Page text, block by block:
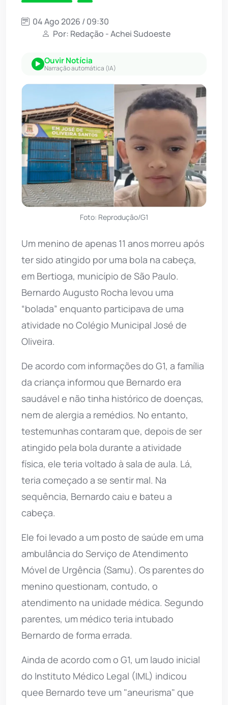
04 Ago 2026 / 09:30
Por: Redação - Achei Sudoeste
Ouvir Notícia
Narração automática (IA)
Foto: Reprodução/G1
Um menino de apenas 11 anos morreu após
ter sido atingido por uma bola na cabeça,
em Bertioga, município de São Paulo.
Bernardo Augusto Rocha levou uma
“bolada” enquanto participava de uma
atividade no Colégio Municipal José de
Oliveira.
De acordo com informações do G1, a família
da criança informou que Bernardo era
saudável e não tinha histórico de doenças,
nem de alergia a remédios. No entanto,
testemunhas contaram que, depois de ser
atingido pela bola durante a atividade
física, ele teria voltado à sala de aula. Lá,
teria começado a se sentir mal. Na
sequência, Bernardo caiu e bateu a
cabeça.
Ele foi levado a um posto de saúde em uma
ambulância do Serviço de Atendimento
Móvel de Urgência (Samu). Os parentes do
menino questionam, contudo, o
atendimento na unidade médica. Segundo
parentes, um médico teria intubado
Bernardo de forma errada.
Ainda de acordo com o G1, um laudo inicial
do Instituto Médico Legal (IML) indicou
quee Bernardo teve um "aneurisma" que